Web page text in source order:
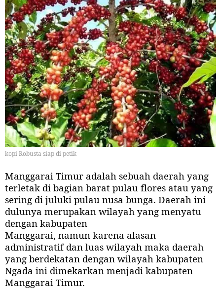
kopi Robusta siap di petik
Manggarai Timur adalah sebuah daerah yang
terletak di bagian barat pulau flores atau yang
sering di juluki pulau nusa bunga. Daerah ini
dulunya merupakan wilayah yang menyatu
dengan kabupaten
Manggarai, namun karena alasan
administratif dan luas wilayah maka daerah
yang berdekatan dengan wilayah kabupaten
Ngada ini dimekarkan menjadi kabupaten
Manggarai Timur.